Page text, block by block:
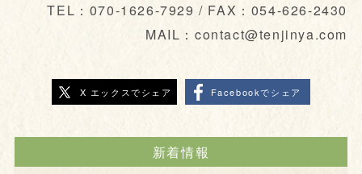
TEL：070-1626-7929 / FAX：054-626-2430
MAIL：contact@tenjinya.com
X エックスでシェア Facebookでシェア
新着情報